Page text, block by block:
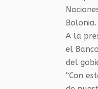
Bolonia.
A la
el
del
“Con